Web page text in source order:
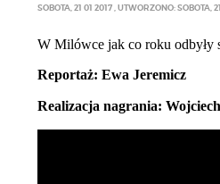
SOBOTA, 21 01 2017 UTWORZONO: SOBOTA,
W Milówce jak co roku odbyły
Reportaż: Ewa Jeremicz
Realizacja nagrania: